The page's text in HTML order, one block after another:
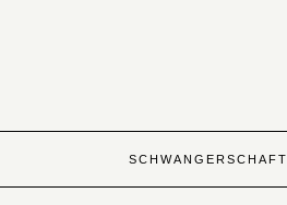
SCHWANGERSCHAFT